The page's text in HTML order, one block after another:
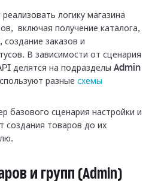
логику магазина
включая получение каталога,
создание заказов и
В зависимости от сценария
делятся на подразделы Admin
разные схемы
базового сценария настройки и
создания товаров до их
и групп (Admin)